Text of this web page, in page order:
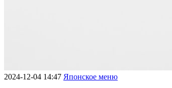
2024-12-04 14:47 Японское меню